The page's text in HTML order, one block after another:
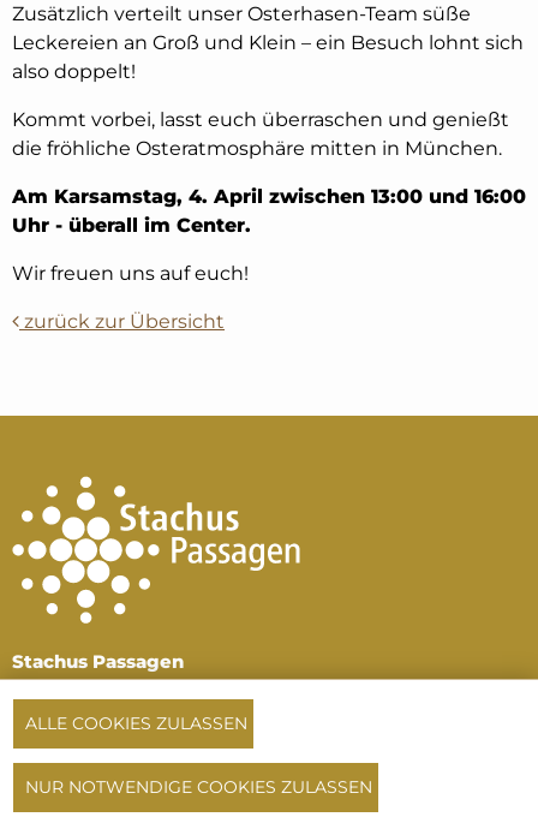
Zusätzlich verteilt unser Osterhasen-Team süße
Leckereien an Groß und Klein – ein Besuch lohnt sich
also doppelt!
Kommt vorbei, lasst euch überraschen und genießt
die fröhliche Osteratmosphäre mitten in München.
Am Karsamstag, 4. April zwischen 13:00 und 16:00
Uhr - überall im Center.
Wir freuen uns auf euch!
zurück zur Übersicht
Stachus Passagen
Untergeschoss
Tel:+49 89 516 196 64
oder+49 172 720 33 14
ALLE COOKIES ZULASSEN
NUR NOTWENDIGE COOKIES ZULASSEN